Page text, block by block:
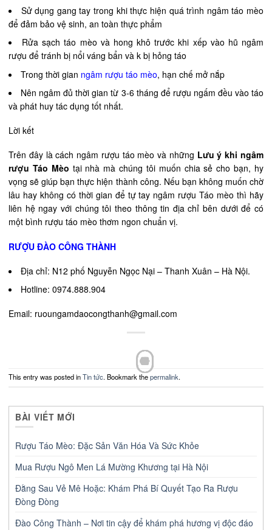
Sử dụng gang tay trong khi thực hiện quá trình ngâm táo mèo
để đảm bảo vệ sinh, an toàn thực phẩm
Rửa sạch táo mèo và hong khô trước khi xếp vào hũ ngâm
rượu để tránh bị nổi váng bẩn và k bị hỏng táo
Trong thời gian ngâm rượu táo mèo, hạn chế mở nắp
Nên ngâm đủ thời gian từ 3-6 tháng để rượu ngấm đều vào táo
và phát huy tác dụng tốt nhất.
Lời kết
Trên đây là cách ngâm rượu táo mèo và những Lưu ý khi ngâm
rượu Táo Mèo tại nhà mà chúng tôi muốn chia sẻ cho bạn, hy
vọng sẽ giúp bạn thực hiện thành công. Nếu bạn không muốn chờ
lâu hay không có thời gian để tự tay ngâm rượu Táo mèo thì hãy
liên hệ ngay với chúng tôi theo thông tin địa chỉ bên dưới để có
một bình rượu táo mèo thơm ngon chuẩn vị.
RƯỢU ĐÀO CÔNG THÀNH
Địa chỉ: N12 phố Nguyễn Ngọc Nại – Thanh Xuân – Hà Nội.
Hotline: 0974.888.904
Email: ruoungamdaocongthanh@gmail.com
This entry was posted inTin tức. Bookmark thepermalink.
BÀI VIẾT MỚI
Rượu Táo Mèo: Đặc Sản Văn Hóa Và Sức Khỏe
Mua Rượu Ngô Men Lá Mường Khương tại Hà Nội
Đằng Sau Vẻ Mê Hoặc: Khám Phá Bí Quyết Tạo Ra Rượu
Đòng Đòng
Đào Công Thành – Nơi tin cậy để khám phá hương vị độc đáo